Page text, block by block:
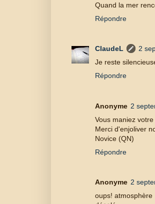
Quand la mer
Répondre
ClaudeL
2
Je reste
Répondre
Anonyme 2
Vous maniez
Merci d'enjoliver
Novice (QN)
Répondre
Anonyme 2
oups! atmosphère